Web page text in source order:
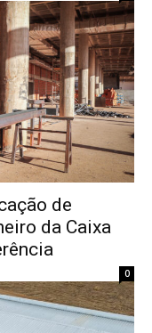
de
da Caixa
0